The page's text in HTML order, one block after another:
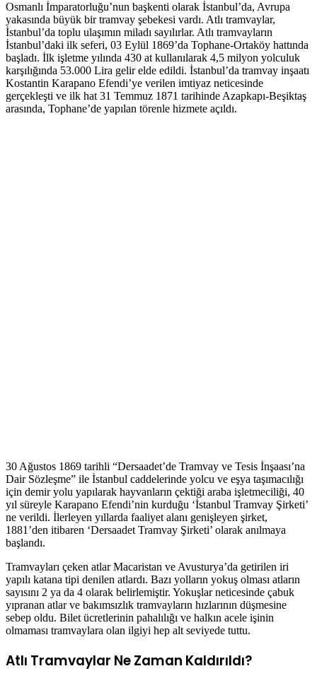
Osmanlı İmparatorluğu’nun başkenti olarak İstanbul’da, Avrupa
yakasında büyük bir tramvay şebekesi vardı. Atlı tramvaylar,
İstanbul’da toplu ulaşımın miladı sayılırlar. Atlı tramvayların
İstanbul’daki ilk seferi, 03 Eylül 1869’da Tophane-Ortaköy hattında
başladı. İlk işletme yılında 430 at kullanılarak 4,5 milyon yolculuk
karşılığında 53.000 Lira gelir elde edildi. İstanbul’da tramvay inşaatı
Kostantin Karapano Efendi’ye verilen imtiyaz neticesinde
gerçekleşti ve ilk hat 31 Temmuz 1871 tarihinde Azapkapı-Beşiktaş
arasında, Tophane’de yapılan törenle hizmete açıldı.
30 Ağustos 1869 tarihli “Dersaadet’de Tramvay ve Tesis İnşaası’na
Dair Sözleşme” ile İstanbul caddelerinde yolcu ve eşya taşımacılığı
için demir yolu yapılarak hayvanların çektiği araba işletmeciliği, 40
yıl süreyle Karapano Efendi’nin kurduğu ‘İstanbul Tramvay Şirketi’
ne verildi. İlerleyen yıllarda faaliyet alanı genişleyen şirket,
1881’den itibaren ‘Dersaadet Tramvay Şirketi’ olarak anılmaya
başlandı.
Tramvayları çeken atlar Macaristan ve Avusturya’da getirilen iri
yapılı katana tipi denilen atlardı. Bazı yolların yokuş olması atların
sayısını 2 ya da 4 olarak belirlemiştir. Yokuşlar neticesinde çabuk
yıpranan atlar ve bakımsızlık tramvayların hızlarının düşmesine
sebep oldu. Bilet ücretlerinin pahalılığı ve halkın acele işinin
olmaması tramvaylara olan ilgiyi hep alt seviyede tuttu.
Atlı Tramvaylar Ne Zaman Kaldırıldı?